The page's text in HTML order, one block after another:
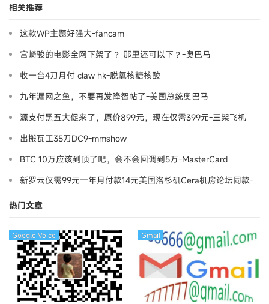
相关推荐
这款WP主题好强大-fancam
宫崎骏的电影全网下架了？ 那里还可以下？-奧巴马
收一台4刀月付 claw hk-脱氧核糖核酸
九年漏网之鱼，不要再发降智帖了-美国总统奥巴马
源支付黑五大促来了，原价899元，现在仅需399元-三架飞机
出搬瓦工35刀DC9-mmshow
BTC 10万应该到顶了吧，会不会回调到5万-MasterCard
新罗云仅需99元一年月付款14元美国洛杉矶Cera机房论坛同款-
热门文章
Google Voice Gmail